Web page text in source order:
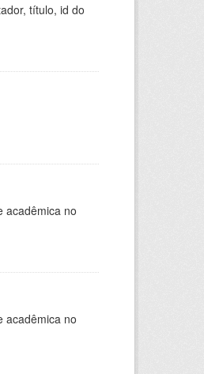
título, id do
acadêmica no
acadêmica no